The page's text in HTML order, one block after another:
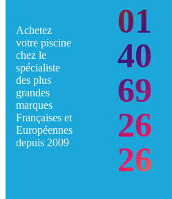
Achetez
votre piscine
chez le
spécialiste
des plus
grandes
marques
Françaises et
Européennes
depuis 2009
01
40
69
26
26